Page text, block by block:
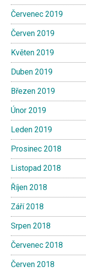
Červenec 2019
Červen 2019
Květen 2019
Duben 2019
Březen 2019
Únor 2019
Leden 2019
Prosinec 2018
Listopad 2018
Říjen 2018
Září 2018
Srpen 2018
Červenec 2018
Červen 2018